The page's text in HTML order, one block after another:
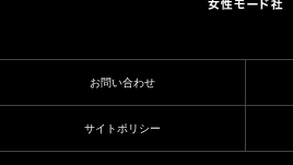
お問い合わせ
サイトポリシー